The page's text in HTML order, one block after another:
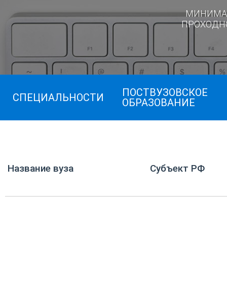
СПЕЦИАЛЬНОСТИ
ПОСТВУЗОВСКОЕ
ОБРАЗОВАНИЕ
Название вуза Субъект РФ